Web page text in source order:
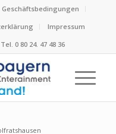
Geschäftsbedingungen
Impressum
0 80 24. 47 48 36